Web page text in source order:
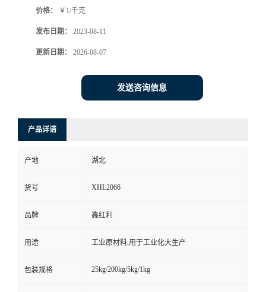
价格： ￥1/千克
发布日期： 2023-08-11
更新日期： 2026-08-07
发送咨询信息
产品详请
产地 湖北
货号 XHL2066
品牌 鑫红利
用途 工业原材料,用于工业化大生产
包装规格 25kg/200kg/5kg/1kg